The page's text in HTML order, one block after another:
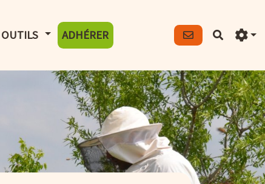
LE MENU
OUTILS AFFICHER LE MENU
ADHÉRER